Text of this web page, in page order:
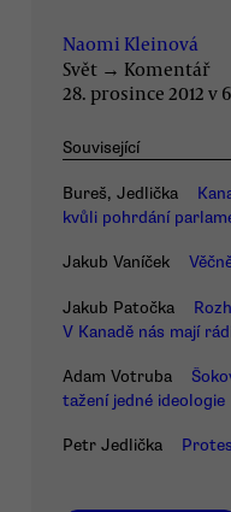
Naomi Kleinová
Svět → Komentář
28. prosince 2012 v
Související
Bureš, Jedlička
kvůli pohrdání
Jakub Vaníček
Jakub Patočka
V Kanadě nás mají
Adam Votruba
tažení jedné ideologie
Petr Jedlička